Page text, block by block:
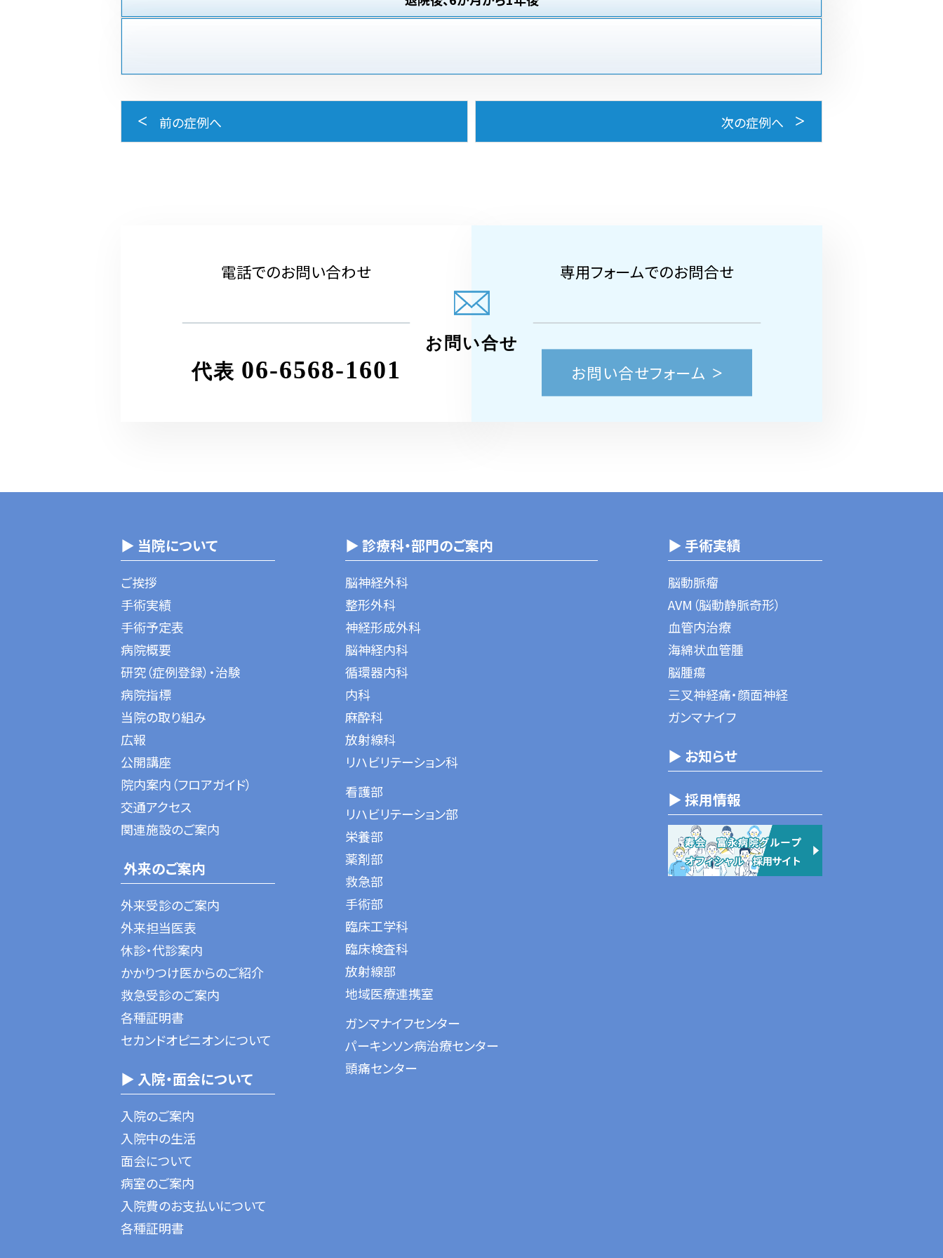
前の症例へ 次の症例へ
電話でのお問い合わせ
代表 06-6568-1601
専用フォームでのお問合せ
お問い合せフォーム
お問い合せ
▶ 当院について
ご挨拶
手術実績
手術予定表
病院概要
研究（症例登録）・治験
病院指標
当院の取り組み
広報
公開講座
院内案内（フロアガイド）
交通アクセス
関連施設のご案内
外来のご案内
外来受診のご案内
外来担当医表
休診・代診案内
かかりつけ医からのご紹介
救急受診のご案内
各種証明書
セカンドオピニオンについて
▶ 入院・面会について
入院のご案内
入院中の生活
面会について
病室のご案内
入院費のお支払いについて
各種証明書
▶ 診療科・部門のご案内
脳神経外科
整形外科
神経形成外科
脳神経内科
循環器内科
内科
麻酔科
放射線科
リハビリテーション科
看護部
リハビリテーション部
栄養部
薬剤部
救急部
手術部
臨床工学科
臨床検査科
放射線部
地域医療連携室
ガンマナイフセンター
パーキンソン病治療センター
頭痛センター
▶ 手術実績
脳動脈瘤
AVM（脳動静脈奇形）
血管内治療
海綿状血管腫
脳腫瘍
三叉神経痛・顔面神経
ガンマナイフ
▶ お知らせ
▶ 採用情報